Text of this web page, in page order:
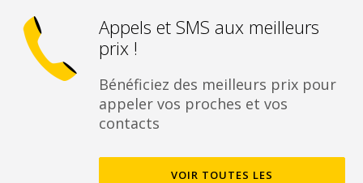
Appels et SMS aux meilleurs
prix !
Bénéficiez des meilleurs prix pour
appeler vos proches et vos
contacts
VOIR TOUTES LES